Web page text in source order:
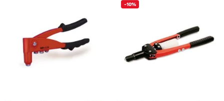
-10%